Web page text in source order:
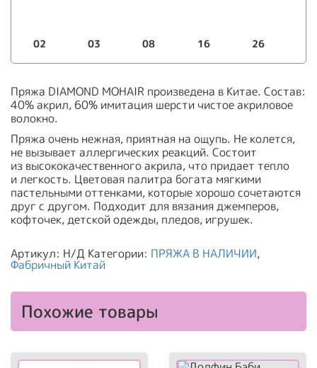
02 03 08 16 26
Пряжа DIAMOND MOHAIR произведена в Китае. Состав:
40% акрил, 60% имитация шерсти чистое акриловое
волокно.
Пряжа очень нежная, приятная на ощупь. Не колется,
не вызывает аллергических реакций. Состоит
из высококачественного акрила, что придает тепло
и легкость. Цветовая палитра богата мягкими
пастельными оттенками, которые хорошо сочетаются
друг с другом. Подходит для вязания джемперов,
кофточек, детской одежды, пледов, игрушек.
Артикул: Н/Д Категории: ПРЯЖА В НАЛИЧИИ,
Фабричный Китай
Похожие товары